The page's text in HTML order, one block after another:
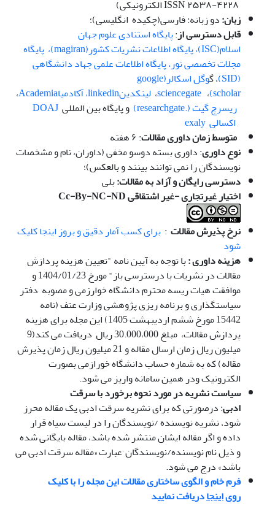
زبان:دو زبانه: فارسی(چکیده انگلیسی)؛
قابل دسترسی از:پایگاه استنادی علوم جهان
اسلام(ISC)،
پایگاه اطلاعات نشریات کشور(magiran)،
پایگاه
مجلات تخصصی نور،پایگاه اطلاعات علمی جهاد دانشگاهی
(SID)
، گ
وگل اسکالر(google
scholar) ، sciencegate، لینکدینlinkedin ،آکادمیاAcademia،
ریسرچ گیت (.researchgate)
و پایگاه بین المللی DOAJ
,اکسالی exaly
متوسط زمان داوری مقالات: ۶ هفته
نوع داوری: داوری بسته دوسو مخفی (داوران، نام و مشخصات
نویسندگان را نمی توانند بینند و بالعکس)؛
دسترسی رایگان و آزاد به مقالات:بلی
اختیار غیرتجاری -غیر اشتقاقیCc-By-NC-ND
نرخ پذیرش مقالات : برای کسب آمار دقیق و بروز اینجا کلیک
شود
هزینه داوری :با توجه به آیین نامه "تعیین هزینه پردازش
مقالات در نشریات با درسترسی باز" مورخ 1404/01/23 و
موافقت هیات ریسه محترم دانشگاه خوارزمی و مصوبه دفتر
سیاستگذاری و برنامه ریزی پژوهشی وزارت عتف (نامه
15442 مورخ ششم اردیبهشت 1405) این مجله برای هزینه
پردازش مقالات، مبلغ 30.000،000 ریال دریافت می کند(9
میلیون ریال زمان ارسال مقاله و 21 میلیون ریال زمان پذیرش
مقاله) که به شماره حساب دانشگاه خورازمی بصورت
الکترونیک ودر همین سامانه واریز می شود.
سیاست نشریه در مورد نحوه برخورد با سرقت
ادبی: درصورتی که برای نشریه سرقت ادبی یک مقاله محرز
شود، نشریه نویسنده /نویسندگان را در لیست سیاه قرار
داده و اگر مقاله ایشان منتشر شده باشد، مقاله بایگانی شده
و ذیل نام نویسنده/نویسندگان ٬عبارت «مقاله سرقت ادبی می
باشد» درج می شود.
فرم خام و الگوی ساختاری مقالات این مجله را با کلیک
رویاینجادریافت نمایید